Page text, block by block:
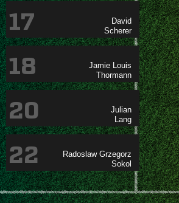


17
 

18


20
 

22